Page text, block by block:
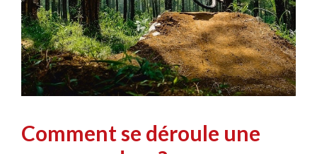
Comment se déroule une